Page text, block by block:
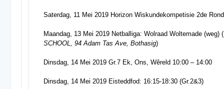
Saterdag, 11 Mei 2019 Horizon Wiskundekompetisie 2de
Maandag, 13 Mei 2019 Netballiga: Wolraad Woltemade (weg) (
SCHOOL, 94 Adam Tas Ave, Bothasig)
Dinsdag, 14 Mei 2019 Gr.7 Ek, Ons, Wêreld 10:00 – 14:00
Dinsdag, 14 Mei 2019 Eisteddfod: 16:15-18:30 (Gr.2&3)